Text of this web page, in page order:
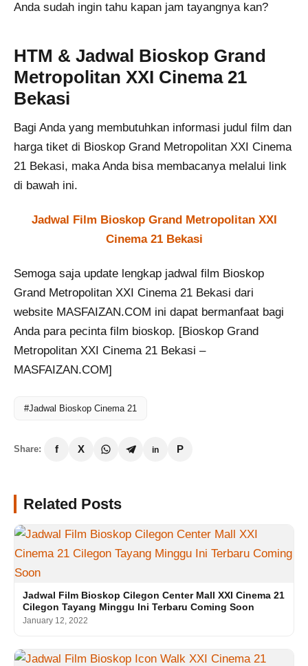
Anda sudah ingin tahu kapan jam tayangnya kan?
HTM & Jadwal Bioskop Grand
Metropolitan XXI Cinema 21
Bekasi
Bagi Anda yang membutuhkan informasi judul film dan
harga tiket di Bioskop Grand Metropolitan XXI Cinema
21 Bekasi, maka Anda bisa membacanya melalui link
di bawah ini.
Jadwal Film Bioskop Grand Metropolitan XXI
Cinema 21 Bekasi
Semoga saja update lengkap jadwal film Bioskop
Grand Metropolitan XXI Cinema 21 Bekasi dari
website MASFAIZAN.COM ini dapat bermanfaat bagi
Anda para pecinta film bioskop. [Bioskop Grand
Metropolitan XXI Cinema 21 Bekasi –
MASFAIZAN.COM]
#Jadwal Bioskop Cinema 21
Share:
Related Posts
Jadwal Film Bioskop Cilegon Center Mall XXI Cinema 21
Cilegon Tayang Minggu Ini Terbaru Coming Soon
January 12, 2022